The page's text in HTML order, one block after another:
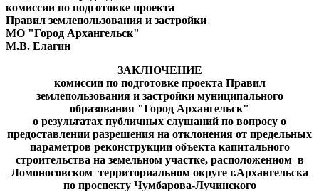
комиссии по подготовке проекта
Правил землепользования и застройки
МО "Город Архангельск"
М.В. Елагин
ЗАКЛЮЧЕНИЕ
комиссии по подготовке проекта Правил
землепользования и застройки муниципального
образования "Город Архангельск"
о результатах публичных слушаний по вопросу о
предоставлении разрешения на отклонения от предельных
параметров реконструкции объекта капитального
строительства на земельном участке, расположенном в
Ломоносовском территориальном округе г.Архангельска
по проспекту Чумбарова-Лучинского